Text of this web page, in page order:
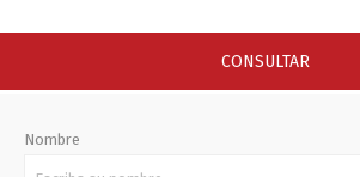
CONSULTAR
Nombre